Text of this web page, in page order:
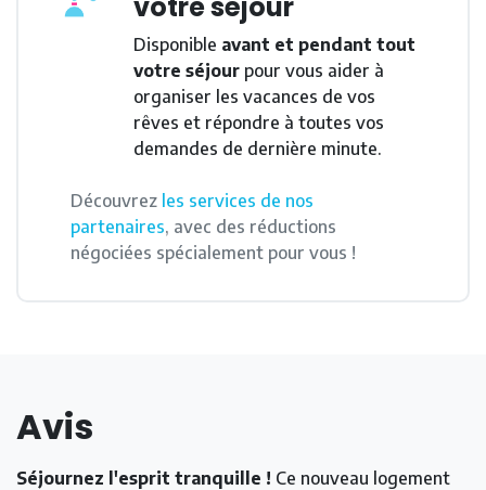
Disponible avant et pendant tout
votre séjour pour vous aider à
organiser les vacances de vos
rêves et répondre à toutes vos
demandes de dernière minute.
Découvrez les services de nos
partenaires, avec des réductions
négociées spécialement pour vous !
Avis
Séjournez l'esprit tranquille ! Ce nouveau logement